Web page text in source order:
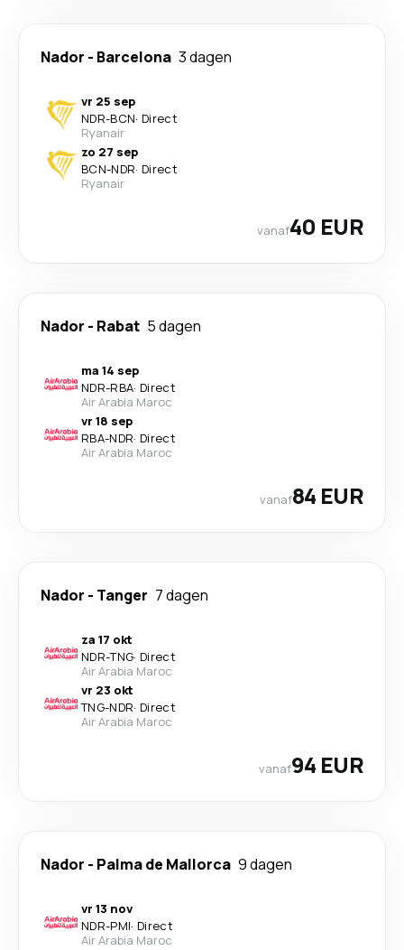
Nador - Barcelona 3 dagen
vr 25 sep
NDR-BCN· Direct
Ryanair
zo 27 sep
BCN-NDR· Direct
Ryanair
vanaf40 EUR
Nador - Rabat 5 dagen
ma 14 sep
NDR-RBA· Direct
Air Arabia Maroc
vr 18 sep
RBA-NDR· Direct
Air Arabia Maroc
vanaf84 EUR
Nador - Tanger 7 dagen
za 17 okt
NDR-TNG· Direct
Air Arabia Maroc
vr 23 okt
TNG-NDR· Direct
Air Arabia Maroc
vanaf94 EUR
Nador - Palma de Mallorca 9 dagen
vr 13 nov
NDR-PMI· Direct
Air Arabia Maroc